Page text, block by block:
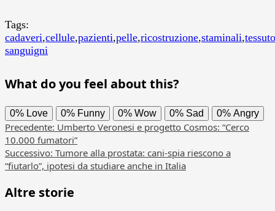
Tags:
cadaveri,cellule,pazienti,pelle,ricostruzione,staminali,tessuto
sanguigni
What do you feel about this?
0% Love 0% Funny 0% Wow 0% Sad 0% Angry
Navigazione
articolo
Precedente: Umberto Veronesi e progetto Cosmos: “Cerco
10.000 fumatori”
Successivo: Tumore alla prostata: cani-spia riescono a
“fiutarlo”, ipotesi da studiare anche in Italia
Altre storie